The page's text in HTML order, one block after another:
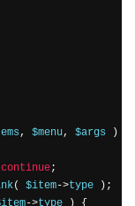
, $menu, $args )
continue;
( $item->type
);